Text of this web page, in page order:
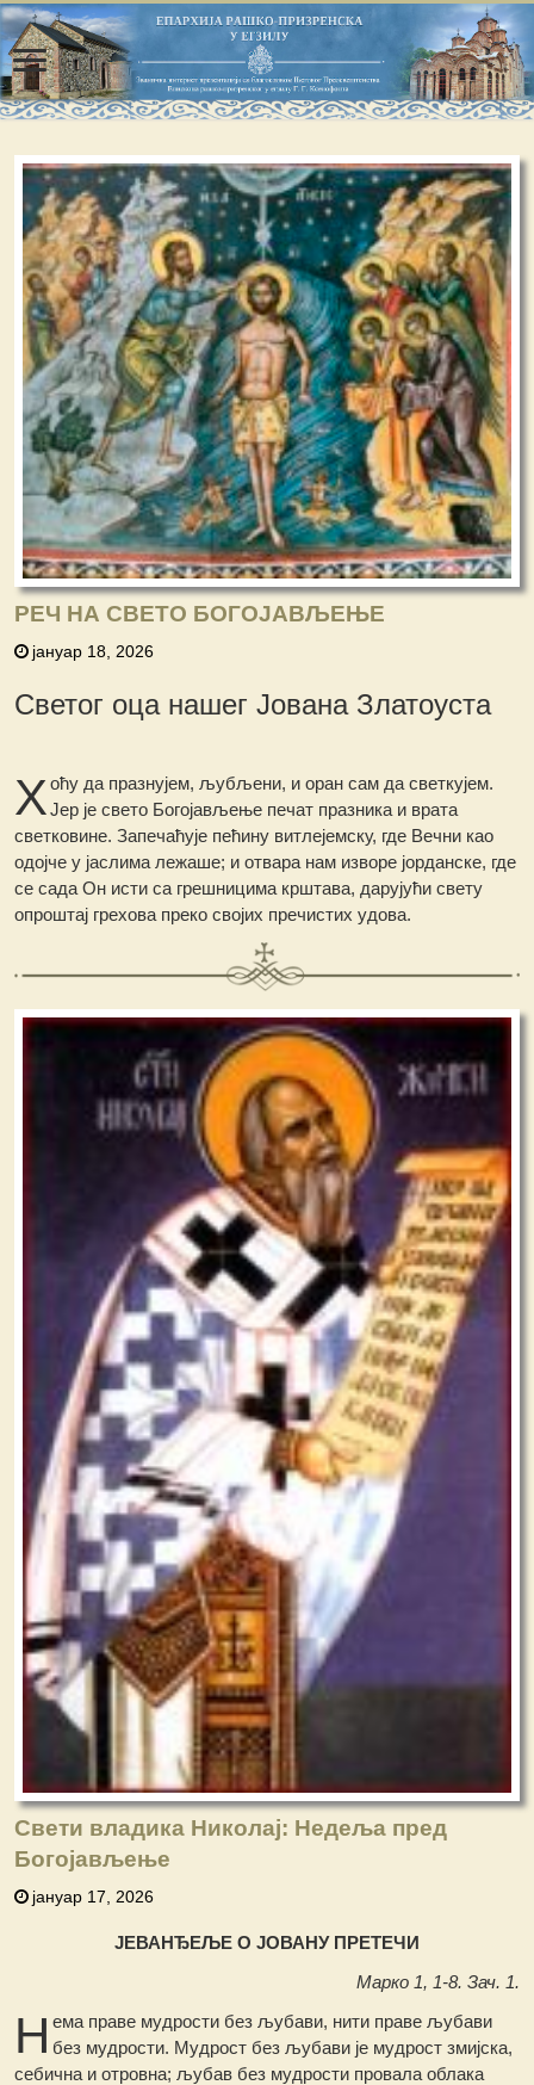
РЕЧ НА СВЕТО БОГОЈАВЉЕЊЕ
јануар 18, 2026
Светог оца нашег Јована Златоуста
Хоћу да празнујем, љубљени, и оран сам да светкујем.
Јер је свето Богојављење печат празника и врата
светковине. Запечаћује пећину витлејемску, где Вечни као
одојче у јаслима лежаше; и отвара нам изворе јорданске, где
се сада Он исти са грешницима крштава, дарујући свету
опроштај грехова преко својих пречистих удова.
Свети владика Николај: Недеља пред
Богојављење
јануар 17, 2026
ЈЕВАНЂЕЉЕ О ЈОВАНУ ПРЕТЕЧИ
Марко 1, 1-8. Зач. 1.
Н ема праве мудрости без љубави, нити праве љубави
без мудрости. Мудрост без љубави је мудрост змијска,
себична и отровна; љубав без мудрости провала облака